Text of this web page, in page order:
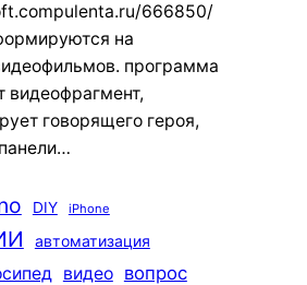
666850/
на
программа
видеофрагмент,
говорящего героя,
DIY iPhone
автоматизация
видео вопрос